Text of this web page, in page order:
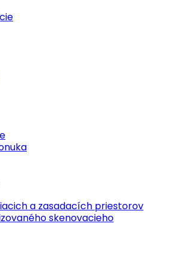
a zasadacích priestorov
skenovacieho